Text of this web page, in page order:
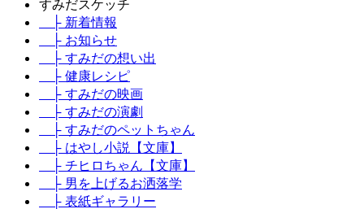
すみだスケッチ
├ 新着情報
├ お知らせ
├ すみだの想い出
├ 健康レシピ
├ すみだの映画
├ すみだの演劇
├ すみだのペットちゃん
├ はやし小説【文庫】
├ チヒロちゃん【文庫】
├ 男を上げるお洒落学
├ 表紙ギャラリー